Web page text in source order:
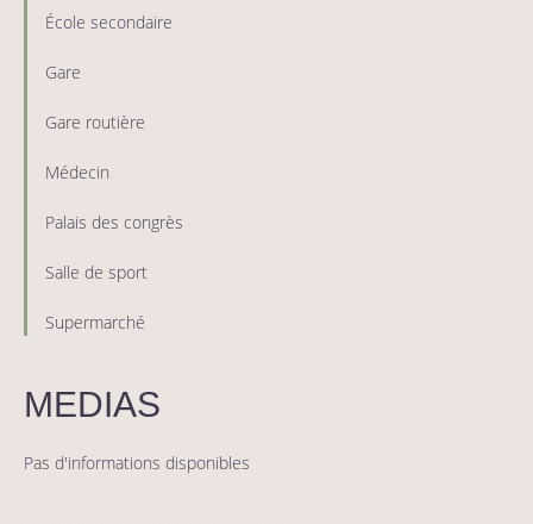
École secondaire
Gare
Gare routière
Médecin
Palais des congrès
Salle de sport
Supermarché
MEDIAS
Pas d'informations disponibles